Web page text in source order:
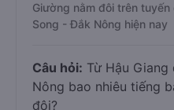
Giường nằm đôi trên
Song - Đắk Nông hiện nay
Câu hỏi: Từ Hậu
Nông bao nhiêu tiếng
đôi?